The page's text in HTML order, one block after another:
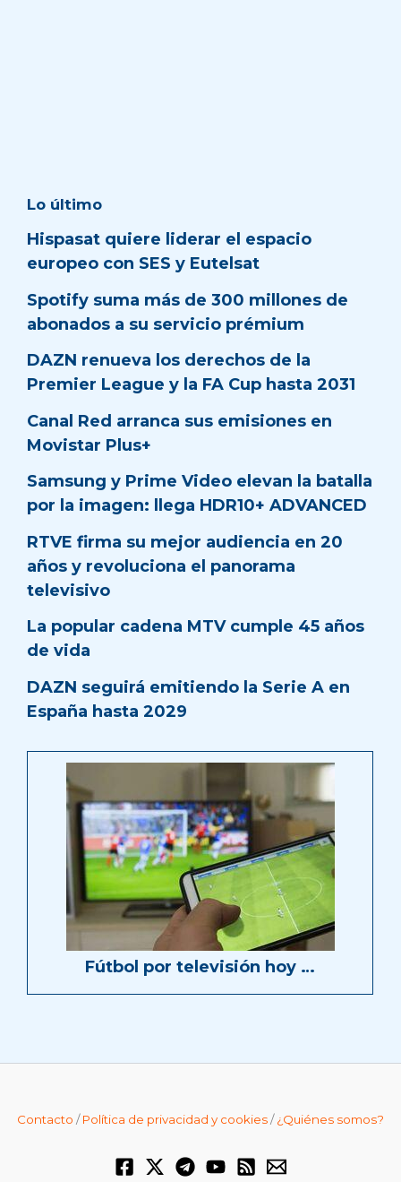
Lo último
Hispasat quiere liderar el espacio
europeo con SES y Eutelsat
Spotify suma más de 300 millones de
abonados a su servicio prémium
DAZN renueva los derechos de la
Premier League y la FA Cup hasta 2031
Canal Red arranca sus emisiones en
Movistar Plus+
Samsung y Prime Video elevan la batalla
por la imagen: llega HDR10+ ADVANCED
RTVE firma su mejor audiencia en 20
años y revoluciona el panorama
televisivo
La popular cadena MTV cumple 45 años
de vida
DAZN seguirá emitiendo la Serie A en
España hasta 2029
Fútbol por televisión hoy …
Contacto /Política de privacidad y cookies/¿Quiénes somos?